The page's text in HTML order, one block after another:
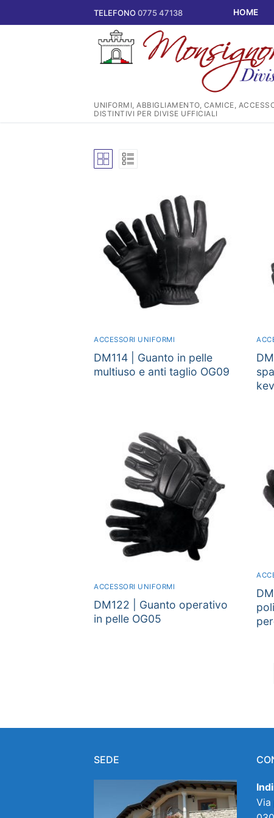
al
TELEFONO0775 47138 HOME
UNIFORMI, ABBIGLIAMENTO, CAMICE,
DISTINTIVI PER DIVISE UFFICIALI
ACCESSORI UNIFORMI
DM114 | Guanto in pelle
multiuso e anti taglio OG09
ACCESSORI UNIFORMI
DM122 | Guanto operativo
in pelle OG05
SEDE
Via